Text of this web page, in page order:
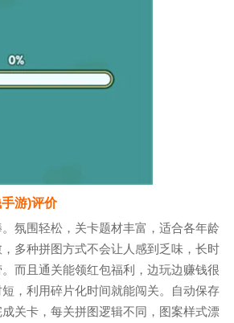
游)评价
氛围轻松，关卡题材丰富，适合各年龄
多种拼图方式不会让人感到乏味，长时
而且通关能领红包福利，边玩边赚钱很
，利用碎片化时间就能闯关。自动保存
关卡，每关拼图逻辑不同，图案样式漂